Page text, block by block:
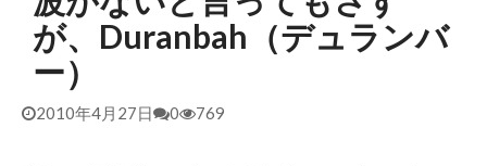
が、Duranbah（デュランバ
ー）
2010年4月27日 0 769